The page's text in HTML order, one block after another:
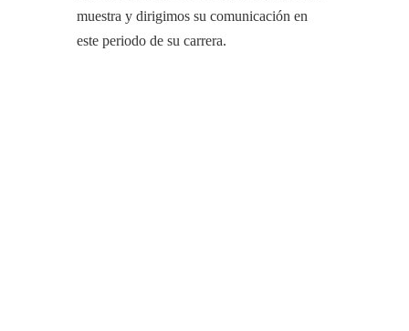
muestra y dirigimos su comunicación en
este periodo de su carrera.